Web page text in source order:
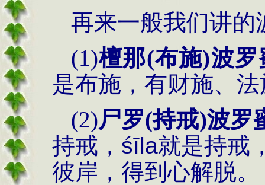
再来一般我们讲的
(1)檀那(布施)波罗
是布施，有财施、
(2)尸罗(持戒)波罗
持戒， śīla就是持戒
彼岸，得到心解脱。